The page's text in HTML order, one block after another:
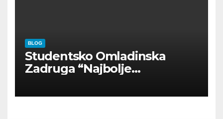
BLOG
Studentsko Omladinska
Zadruga “Najbolje